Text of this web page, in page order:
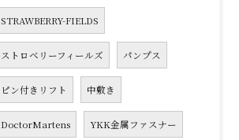
STRAWBERRY-FIELDS
ストロベリーフィールズ パンプス
ピン付きリフト 中敷き
DoctorMartens YKK金属ファスナー